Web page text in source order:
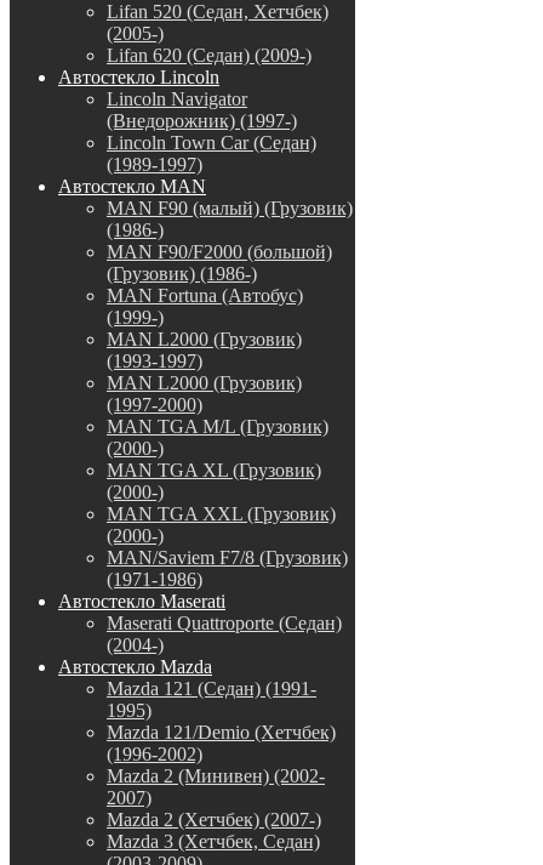
Lifan 520 (Седан, Хетчбек)
(2005-)
Lifan 620 (Седан) (2009-)
Автостекло Lincoln
Lincoln Navigator
(Внедорожник) (1997-)
Lincoln Town Car (Седан)
(1989-1997)
Автостекло MAN
MAN F90 (малый) (Грузовик)
(1986-)
MAN F90/F2000 (большой)
(Грузовик) (1986-)
MAN Fortuna (Автобус)
(1999-)
MAN L2000 (Грузовик)
(1993-1997)
MAN L2000 (Грузовик)
(1997-2000)
MAN TGA M/L (Грузовик)
(2000-)
MAN TGA XL (Грузовик)
(2000-)
MAN TGA XXL (Грузовик)
(2000-)
MAN/Saviem F7/8 (Грузовик)
(1971-1986)
Автостекло Maserati
Maserati Quattroporte (Седан)
(2004-)
Автостекло Mazda
Mazda 121 (Седан) (1991-
1995)
Mazda 121/Demio (Хетчбек)
(1996-2002)
Mazda 2 (Минивен) (2002-
2007)
Mazda 2 (Хетчбек) (2007-)
Mazda 3 (Хетчбек, Седан)